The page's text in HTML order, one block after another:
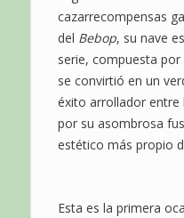
cazarrecompensas
del Bebop, su nave
serie, compuesta
se convirtió en un
éxito arrollador entre
por su asombrosa
estético más propio
Esta es la primera